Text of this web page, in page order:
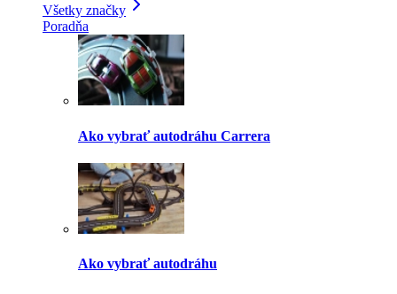
Všetky značky
Poradňa
Ako vybrať autodráhu Carrera
Ako vybrať autodráhu